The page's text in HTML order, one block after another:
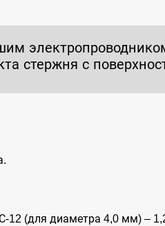
стержня с
12 (для диаметра 4,0 мм) –